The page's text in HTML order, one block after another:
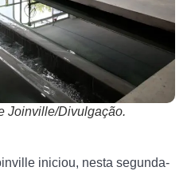
Joinville/Divulgação.
iniciou, nesta segunda-